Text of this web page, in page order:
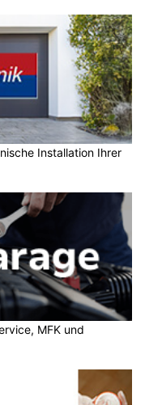
Installation Ihrer
MFK und